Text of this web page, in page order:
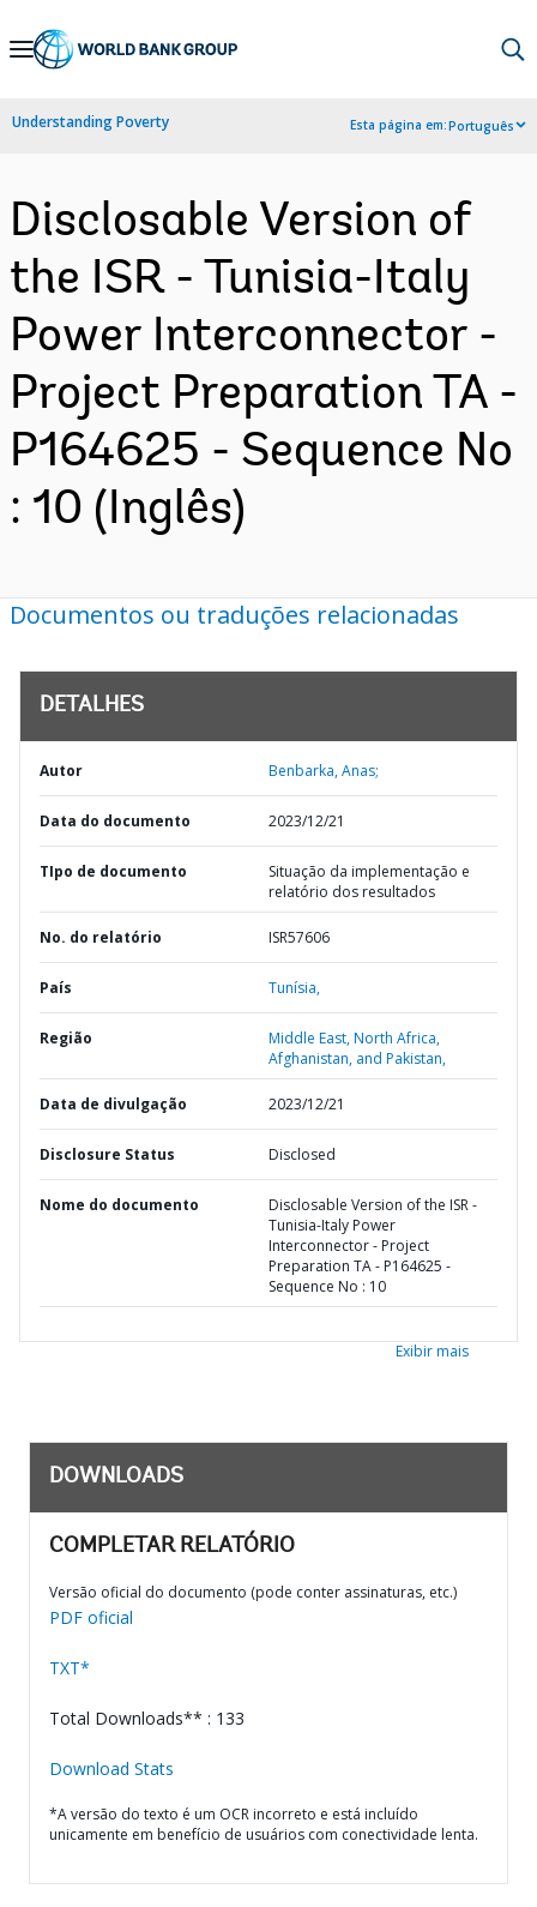
Skip
Navigation
Understanding Poverty Esta página em:Português
Disclosable Version of
the ISR - Tunisia-Italy
Power Interconnector -
Project Preparation TA -
P164625 - Sequence No
: 10 (Inglês)
Documentos ou traduções relacionadas
DETALHES
Autor Benbarka, Anas;
Data do documento 2023/12/21
TIpo de documento
Situação da implementação e
relatório dos resultados
No. do relatório ISR57606
País Tunísia,
Região
Middle East, North Africa,
Afghanistan, and Pakistan,
Data de divulgação 2023/12/21
Disclosure Status Disclosed
Nome do documento
Disclosable Version of the ISR -
Tunisia-Italy Power
Interconnector - Project
Preparation TA - P164625 -
Sequence No : 10
Exibir mais
DOWNLOADS
COMPLETAR RELATÓRIO
Versão oficial do documento (pode conter assinaturas, etc.)
PDF oficial
TXT*
Total Downloads** : 133
Download Stats
*A versão do texto é um OCR incorreto e está incluído
unicamente em benefício de usuários com conectividade lenta.